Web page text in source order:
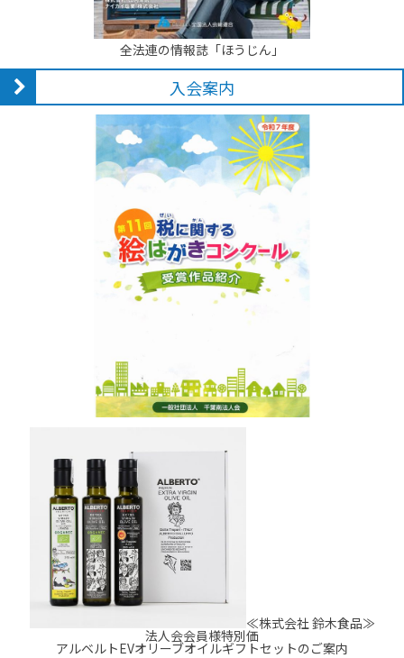
全法連の情報誌「ほうじん」
入会案内
≪株式会社 鈴木食品≫
法人会会員様特別価
アルベルトEVオリーブオイルギフトセットのご案内